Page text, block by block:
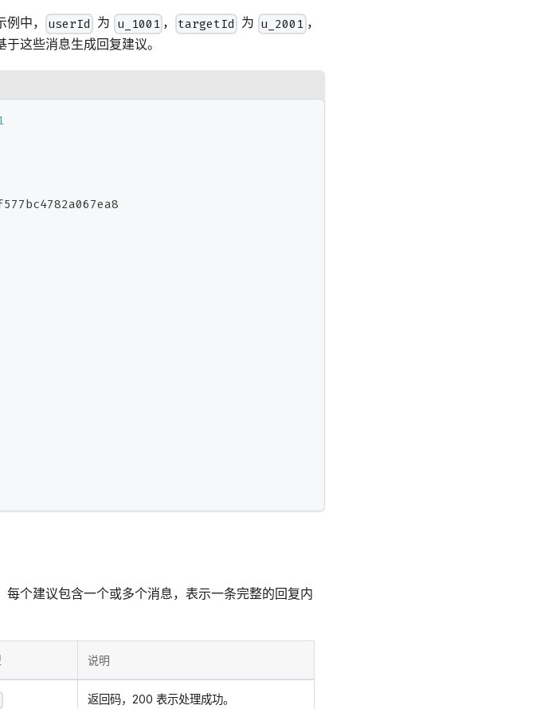
中， userId 为 u_1001 ， targetId 为 u_2001 ，
这些消息生成回复建议。
个建议包含一个或多个消息，表示一条完整的回复内
说明
返回码，200 表示处理成功。